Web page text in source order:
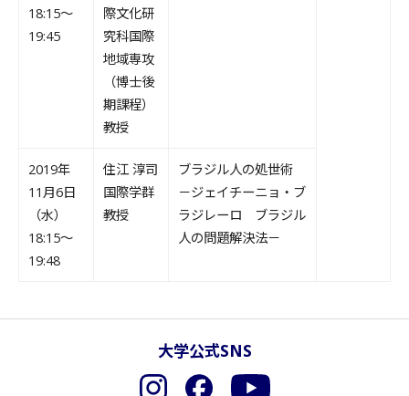
18:15～
19:45
際文化研
究科国際
地域専攻
（博士後
期課程）
教授
2019年
11月6日
（水）
18:15～
19:48
住江 淳司
国際学群
教授
ブラジル人の処世術
－ジェイチーニョ・ブ
ラジレーロ ブラジル
人の問題解決法－
大学公式SNS
InstagramFacebookYouTube